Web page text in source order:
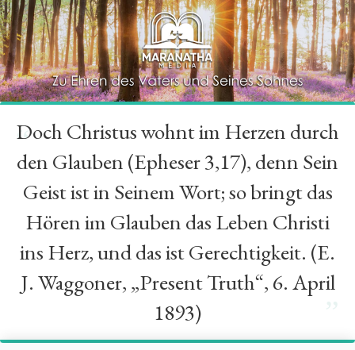
“
Doch Christus wohnt im Herzen durch
den Glauben (Epheser 3,17), denn Sein
Geist ist in Seinem Wort; so bringt das
Hören im Glauben das Leben Christi
ins Herz, und das ist Gerechtigkeit. (E.
J. Waggoner, „Present Truth“, 6. April
1893)